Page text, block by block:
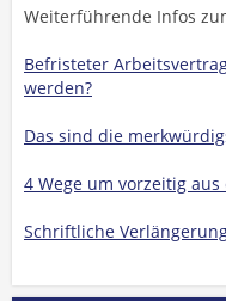
Weiterführende Infos
Befristeter
werden?
Das sind die
4 Wege um vorzeitig
Schriftliche